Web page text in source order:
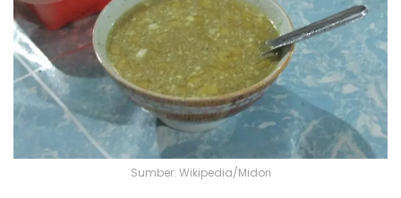
Sumber: Wikipedia/Midori